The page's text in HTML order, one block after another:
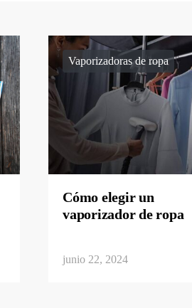
Vaporizadoras de ropa
Cómo elegir un
vaporizador de ropa
junio 22, 2024